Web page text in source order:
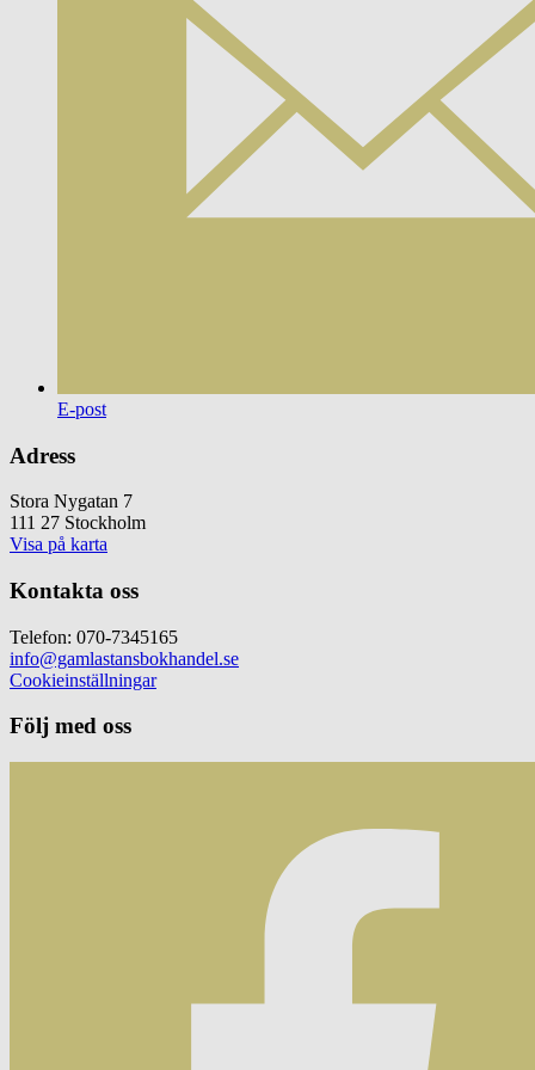
E-post
Adress
Stora Nygatan 7
111 27 Stockholm
Visa på karta
Kontakta oss
Telefon: 070-7345165
info@gamlastansbokhandel.se
Cookieinställningar
Följ med oss